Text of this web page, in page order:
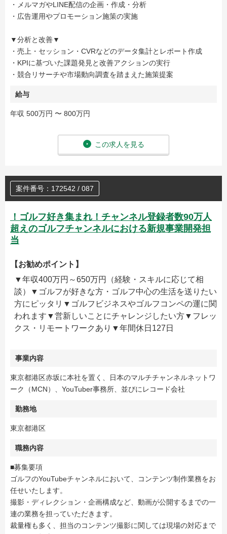
・メルマガやLINE配信の企画・作成・分析
・広告運用やプロモーション施策の実施
▼分析と改善▼
・売上・セッション・CVRなどのデータ集計とレポート作成
・KPIに基づいた課題発見と改善アクションの実行
・競合リサーチや市場動向調査を踏まえた施策提案
給与
年収 500万円 〜 800万円
この求人を見る
案件番号：172542 / 087
！ゴルフ好き集まれ！チャンネル登録者数90万人
超えのゴルフチャンネルにおける新規事業開発担
当
【お勧めポイント】
▼年収400万円～650万円（経験・スキルに応じて相
談）▼ゴルフが好きな方・ゴルフ中心の生活を送りたい
方にピッタリ▼ゴルフビジネスやゴルフコンペの運に関
われます▼営新しいことにチャレンジしたい方▼フレッ
クス・リモートワークあり▼年間休日127日
事業内容
東京都港区赤坂に本社を置く、日本のマルチチャンネルネットワ
ーク（MCN）、YouTuber事務所、並びにレコード会社
勤務地
東京都港区
職務内容
■募集要項
ゴルフのYouTubeチャンネルにおいて、コンテンツ制作業務をお
任せいたします。
撮影・ディレクション・企画構成など、動画が公開するまでの一
連の業務を担っていただきます。
裁量権も多く、担当のコンテンツ撮影に関しては現場の対応まで